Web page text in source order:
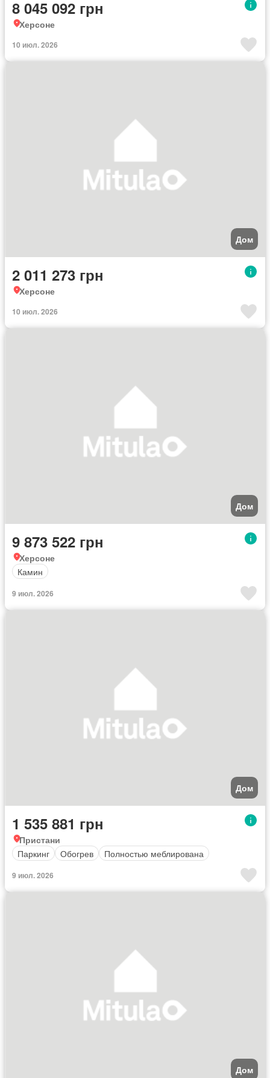
8 045 092 грн
Херсоне
10 июл. 2026
Дом
2 011 273 грн
Херсоне
10 июл. 2026
Дом
9 873 522 грн
Херсоне
Камин
9 июл. 2026
Дом
1 535 881 грн
Пристани
Паркинг
Обогрев Полностью меблирована
9 июл. 2026
Дом